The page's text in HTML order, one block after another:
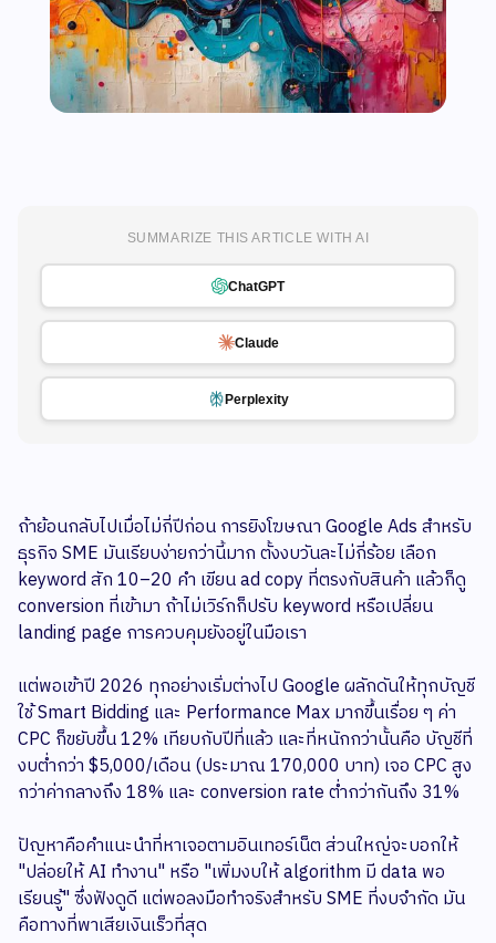
SUMMARIZE THIS ARTICLE WITH AI
ChatGPT
Claude
Perplexity
ถ้าย้อนกลับไปเมื่อไม่กี่ปีก่อน การยิงโฆษณา Google Ads สำหรับ
ธุรกิจ SME มันเรียบง่ายกว่านี้มาก ตั้งงบวันละไม่กี่ร้อย เลือก
keyword สัก 10–20 คำ เขียน ad copy ที่ตรงกับสินค้า แล้วก็ดู
conversion ที่เข้ามา ถ้าไม่เวิร์กก็ปรับ keyword หรือเปลี่ยน
landing page การควบคุมยังอยู่ในมือเรา
แต่พอเข้าปี 2026 ทุกอย่างเริ่มต่างไป Google ผลักดันให้ทุกบัญชี
ใช้ Smart Bidding และ Performance Max มากขึ้นเรื่อย ๆ ค่า
CPC ก็ขยับขึ้น 12% เทียบกับปีที่แล้ว และที่หนักกว่านั้นคือ บัญชีที่
งบต่ำกว่า $5,000/เดือน (ประมาณ 170,000 บาท) เจอ CPC สูง
กว่าค่ากลางถึง 18% และ conversion rate ต่ำกว่ากันถึง 31%
ปัญหาคือคำแนะนำที่หาเจอตามอินเทอร์เน็ต ส่วนใหญ่จะบอกให้
"ปล่อยให้ AI ทำงาน" หรือ "เพิ่มงบให้ algorithm มี data พอ
เรียนรู้" ซึ่งฟังดูดี แต่พอลงมือทำจริงสำหรับ SME ที่งบจำกัด มัน
คือทางที่พาเสียเงินเร็วที่สุด